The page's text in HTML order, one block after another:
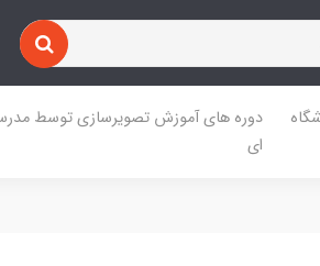
دوره های آموزش تصویرسازی توسط
ای